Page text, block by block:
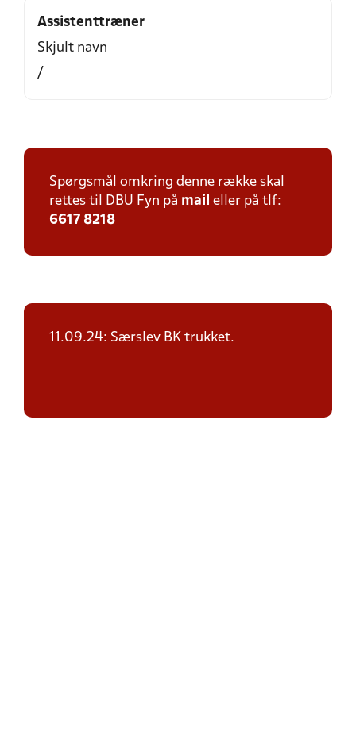
Assistenttræner
Skjult navn
/
Spørgsmål omkring denne række skal
rettes til DBU Fyn på mail eller på tlf:
6617 8218
11.09.24: Særslev BK trukket.